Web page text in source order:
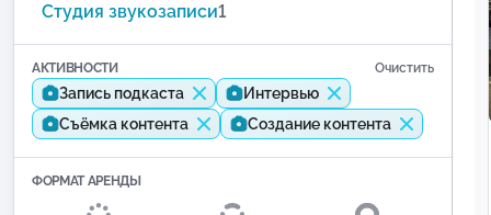
Студия звукозаписи1
АКТИВНОСТИ Очистить
Запись подкаста
Интервью
Съёмка контента
Создание контента
ФОРМАТ АРЕНДЫ